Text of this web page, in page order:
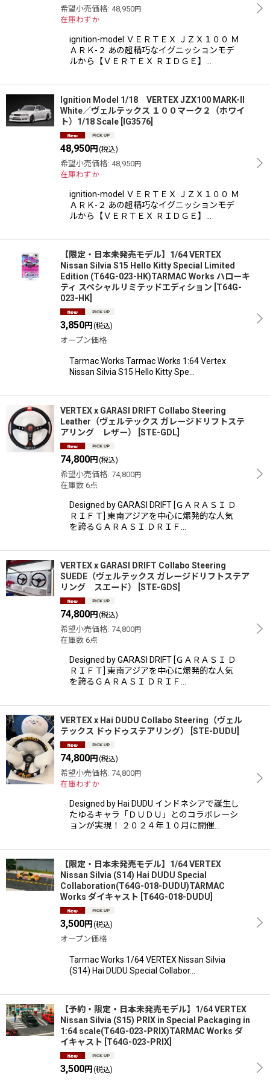
希望小売価格: 48,950円
在庫わずか
ignition-model ＶＥＲＴＥＸ ＪＺＸ１００ Ｍ
ＡＲＫ-２ あの超精巧なイグニッションモデ
ルから【ＶＥＲＴＥＸ ＲＩＤＧＥ】…
Ignition Model 1/18 VERTEX JZX100 MARK-II
White／ヴェルテックス １００マーク２（ホワイ
ト）1/18 Scale
IG3576
48,950円 (税込)
希望小売価格: 48,950円
在庫わずか
ignition-model ＶＥＲＴＥＸ ＪＺＸ１００ Ｍ
ＡＲＫ-２ あの超精巧なイグニッションモデ
ルから【ＶＥＲＴＥＸ ＲＩＤＧＥ】…
【限定・日本未発売モデル】1/64 VERTEX
Nissan Silvia S15 Hello Kitty Special Limited
Edition (T64G-023-HK)TARMAC Works ハローキ
ティ スペシャルリミテッドエディション T64G-
023-HK
3,850円 (税込)
オープン価格
Tarmac Works Tarmac Works 1:64 Vertex
Nissan Silvia S15 Hello Kitty Spe…
VERTEX x GARASI DRIFT Collabo Steering
Leather（ヴェルテックス ガレージドリフトステ
アリング レザー）
STE-GDL
74,800円 (税込)
希望小売価格: 74,800円
在庫数 6点
Designed by GARASI DRIFT [ＧＡＲＡＳＩ Ｄ
ＲＩＦＴ] 東南アジアを中心に爆発的な人気
を誇るＧＡＲＡＳＩ ＤＲＩＦ…
VERTEX x GARASI DRIFT Collabo Steering
SUEDE（ヴェルテックス ガレージドリフトステア
リング スエード）
STE-GDS
74,800円 (税込)
希望小売価格: 74,800円
在庫数 6点
Designed by GARASI DRIFT [ＧＡＲＡＳＩ Ｄ
ＲＩＦＴ] 東南アジアを中心に爆発的な人気
を誇るＧＡＲＡＳＩ ＤＲＩＦ…
VERTEX x Hai DUDU Collabo Steering（ヴェル
テックス ドゥドゥステアリング）
STE-DUDU
74,800円 (税込)
希望小売価格: 74,800円
在庫わずか
Designed by Hai DUDU インドネシアで誕生し
たゆるキャラ「ＤＵＤＵ」とのコラボレーシ
ョンが実現！ ２０２４年１０月に開催…
【限定・日本未発売モデル】1/64 VERTEX
Nissan Silvia (S14) Hai DUDU Special
Collaboration(T64G-018-DUDU)TARMAC
Works ダイキャスト T64G-018-DUDU
3,500円 (税込)
オープン価格
Tarmac Works 1/64 VERTEX Nissan Silvia
(S14) Hai DUDU Special Collabor…
【予約・限定・日本未発売モデル】1/64 VERTEX
Nissan Silvia (S15) PRIX in Special Packaging in
1:64 scale(T64G-023-PRIX)TARMAC Works ダ
イキャスト T64G-023-PRIX
3,500円 (税込)